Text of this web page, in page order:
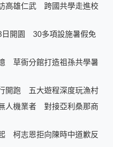
高雄仁武 跨國共學走進校
日開園 30多項設施暑假免
草衙分館打造祖孫共學暑
開跑 五大遊程深度玩漁村
人機業者 對接亞利桑那商
柯志恩拒向陳時中道歉反